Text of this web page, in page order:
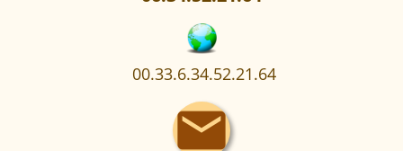
00.33.6.34.52.21.64
mail